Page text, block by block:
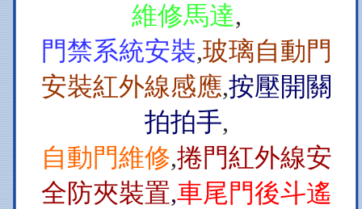
維修馬達,
門禁系統安裝,玻璃自動門
安裝紅外線感應,按壓開關
拍拍手,
自動門維修,捲門紅外線安
全防夾裝置,車尾門後斗遙